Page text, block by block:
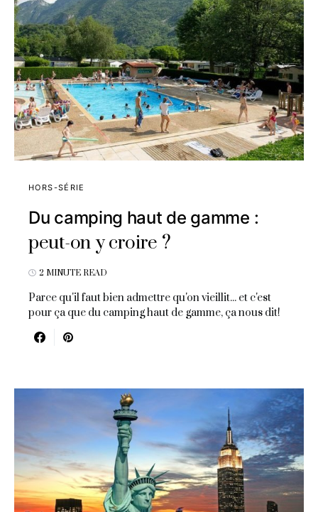
HORS-SÉRIE
Du camping haut de gamme :
peut-on y croire ?
2 MINUTE READ
Parce qu'il faut bien admettre qu'on vieillit... et c'est
pour ça que du camping haut de gamme, ça nous dit!